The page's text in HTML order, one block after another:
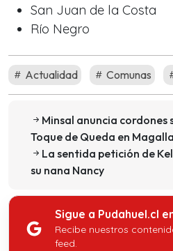
San Juan de la Costa
Río Negro
Actualidad Comunas
Minsal anuncia
Toque de Queda en
La sentida petición de
su nana Nancy
Sigue a Pudahuel.cl
Recibe nuestros
feed.